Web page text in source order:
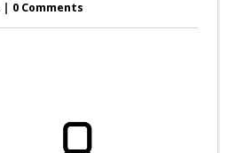
0 Comments